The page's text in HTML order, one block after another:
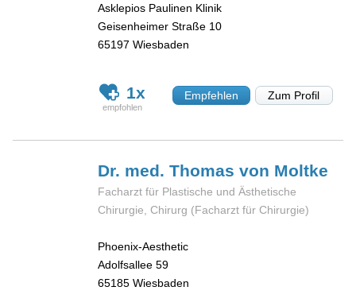
Asklepios Paulinen Klinik
Geisenheimer Straße 10
65197 Wiesbaden
1x Empfehlen Zum Profil
Dr. med. Thomas von Moltke
Facharzt für Plastische und Ästhetische
Chirurgie, Chirurg (Facharzt für Chirurgie)
Phoenix-Aesthetic
Adolfsallee 59
65185 Wiesbaden